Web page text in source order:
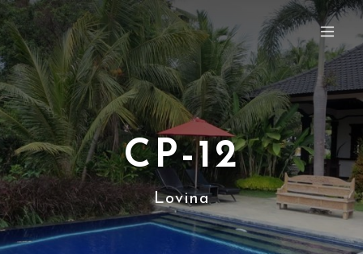
CP-12
Lovina